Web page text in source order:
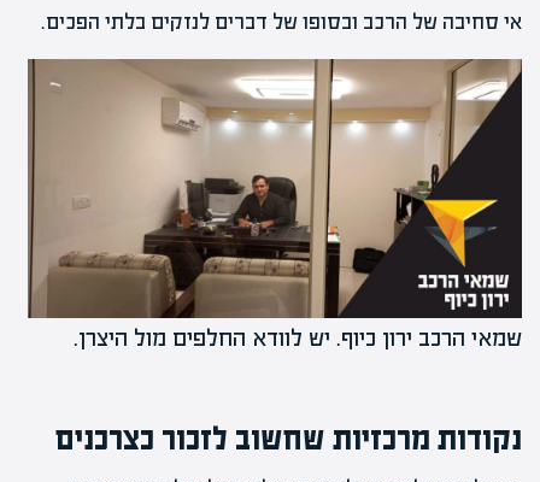
אי סחיבה של הרכב ובסופו של דברים לנזקים בלתי הפכים.
שמאי הרכב ירון כיוף. יש לוודא החלפים מול היצרן.
נקודות מרכזיות שחשוב לזכור כצרכנים